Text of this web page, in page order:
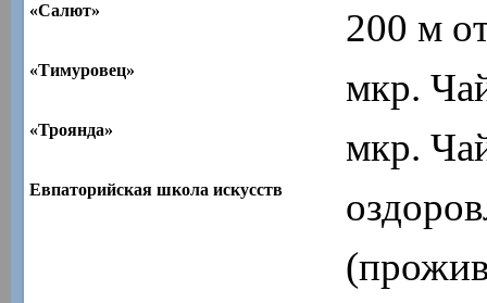
«Салют» 200 м
«Тимуровец» мкр.
«Троянда» мкр.
Евпаторийская школа искусств